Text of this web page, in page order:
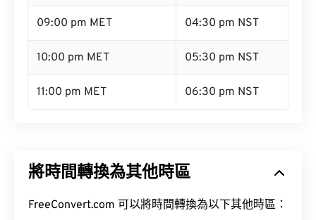
09:00 pm MET 04:30 pm NST
10:00 pm MET 05:30 pm NST
11:00 pm MET 06:30 pm NST
將時間轉換為其他時區
FreeConvert.com 可以將時間轉換為以下其他時區：